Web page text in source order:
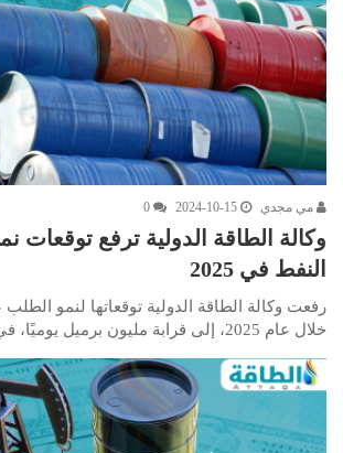
مي مجدي 2024-10-15
0
وكالة الطاقة الدولية ترفع توقعات
النفط في 2025
رفعت وكالة الطاقة الدولية توقعاتها لنمو
خلال عام 2025، إلى قرابة مليون برميل يوميًا، في حين…